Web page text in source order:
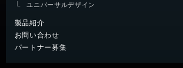
ユニバーサルデザイン
製品紹介
お問い合わせ
パートナー募集